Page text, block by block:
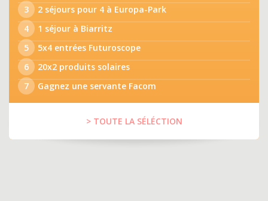
3
2 séjours pour 4 à Europa-Park
4
1 séjour à Biarritz
5
5x4 entrées Futuroscope
6
20x2 produits solaires
7
Gagnez une servante Facom
> TOUTE LA SÉLÉCTION